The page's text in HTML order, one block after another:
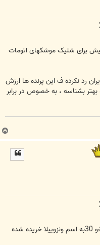
برای شلیک موشکهای اتومات
رد نکرده ف این پرنده ها ارزش
بهتر بشناسه ، به خصوص در برابر
و یا شاید سلاح های روسی مثل جنگنده سوخو 30به اسم ونزوییلا خریده شده